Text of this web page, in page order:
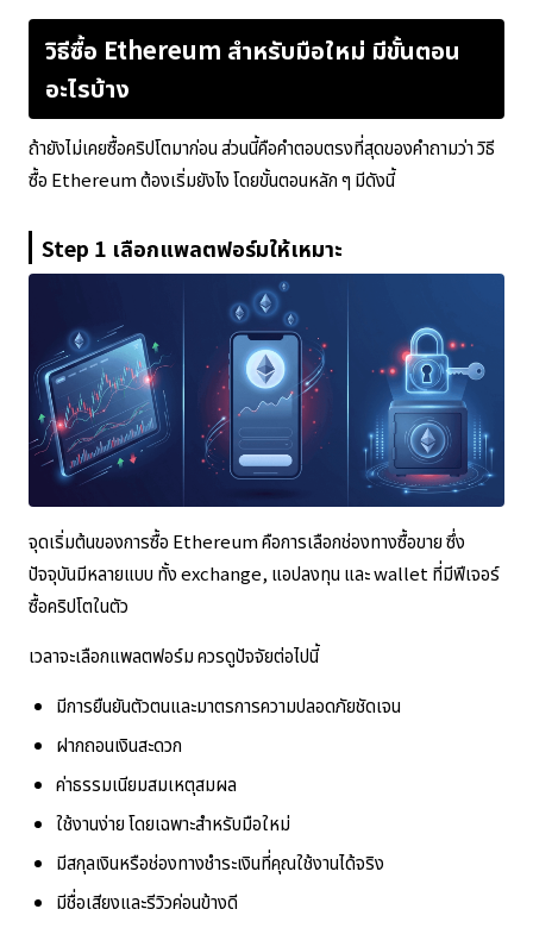
วิธีซื้อ Ethereum สำหรับมือใหม่ มีขั้นตอน
อะไรบ้าง
ถ้ายังไม่เคยซื้อคริปโตมาก่อน ส่วนนี้คือคำตอบตรงที่สุดของคำถามว่า วิธี
ซื้อ Ethereum ต้องเริ่มยังไง โดยขั้นตอนหลัก ๆ มีดังนี้
Step 1 เลือกแพลตฟอร์มให้เหมาะ
จุดเริ่มต้นของการซื้อ Ethereum คือการเลือกช่องทางซื้อขาย ซึ่ง
ปัจจุบันมีหลายแบบ ทั้ง exchange, แอปลงทุน และ wallet ที่มีฟีเจอร์
ซื้อคริปโตในตัว
เวลาจะเลือกแพลตฟอร์ม ควรดูปัจจัยต่อไปนี้
มีการยืนยันตัวตนและมาตรการความปลอดภัยชัดเจน
ฝากถอนเงินสะดวก
ค่าธรรมเนียมสมเหตุสมผล
ใช้งานง่าย โดยเฉพาะสำหรับมือใหม่
มีสกุลเงินหรือช่องทางชำระเงินที่คุณใช้งานได้จริง
มีชื่อเสียงและรีวิวค่อนข้างดี